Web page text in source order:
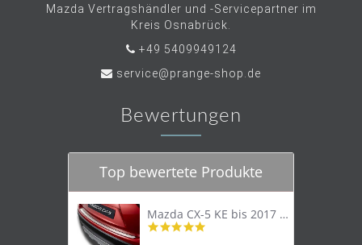
Mazda Vertragshändler und -Servicepartner im
Kreis Osnabrück.
+49 5409949124
service@prange-shop.de
Bewertungen
Top bewertete Produkte
Mazda CX-5 KE bis 2017 Trittschutzleiste Edelstahl original
4.8